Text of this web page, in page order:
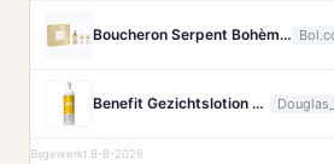
Boucheron Serpent Bohème Gift Set 50ml Eau de Parfum + 50ml Bath & Shower Gel + 50ml Body Lotion - Geschenkset
Benefit Gezichtslotion The POREfessional Gezichtstoner Unisex 133ml
Bijgewerkt 8-8-2026